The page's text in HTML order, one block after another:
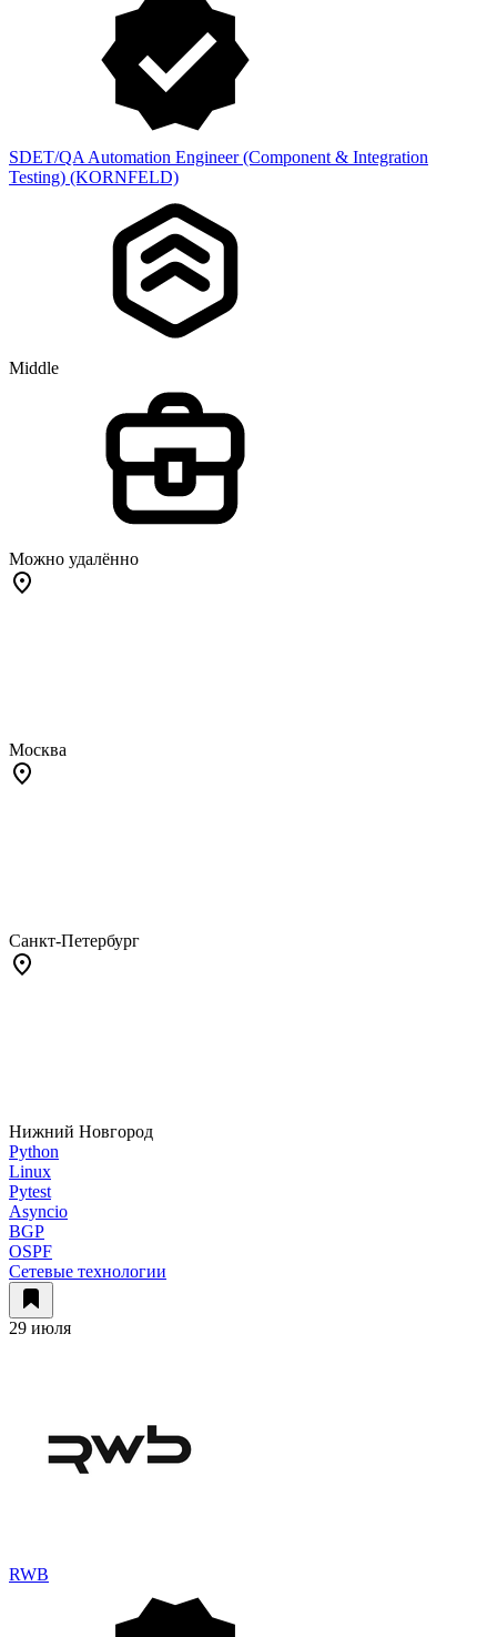
SDET/QA Automation Engineer (Component & Integration
Testing) (KORNFELD)
Middle
Можно удалённо
Москва
Санкт-Петербург
Нижний Новгород
Python
Linux
Pytest
Asyncio
BGP
OSPF
Сетевые технологии
29 июля
RWB